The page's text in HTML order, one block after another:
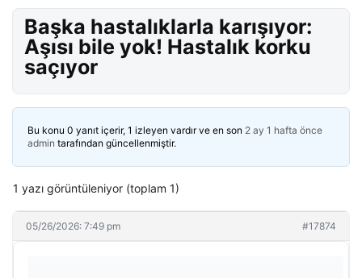
Başka hastalıklarla karışıyor:
Aşısı bile yok! Hastalık korku
saçıyor
Bu konu 0 yanıt içerir, 1 izleyen vardır ve en son 2 ay 1 hafta önce
admin tarafından güncellenmiştir.
1 yazı görüntüleniyor (toplam 1)
05/26/2026: 7:49 pm #17874